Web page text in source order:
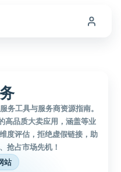
务工具与服务商资源指南。
高品质大卖应用，涵盖等业
度评估，拒绝虚假链接，助
抢占市场先机！
站